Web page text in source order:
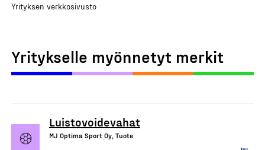
Yrityksen verkkosivusto
Yritykselle myönnetyt merkit
Luistovoidevahat
MJ Optima Sport Oy, Tuote